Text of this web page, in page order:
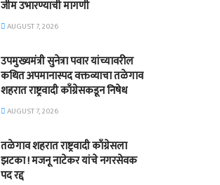
जीम उभारण्याची मागणी
AUGUST 7, 2026
उपमुख्यमंत्री सुनेत्रा पवार यांच्यावरील
कथित अपमानास्पद वक्तव्याचा तळेगाव
शहरात राष्ट्रवादी काँग्रेसकडून निषेध
AUGUST 7, 2026
तळेगाव शहरात राष्ट्रवादी काँग्रेसला
झटका ! मजनू नाटेकर यांचे नगरसेवक
पद रद्द